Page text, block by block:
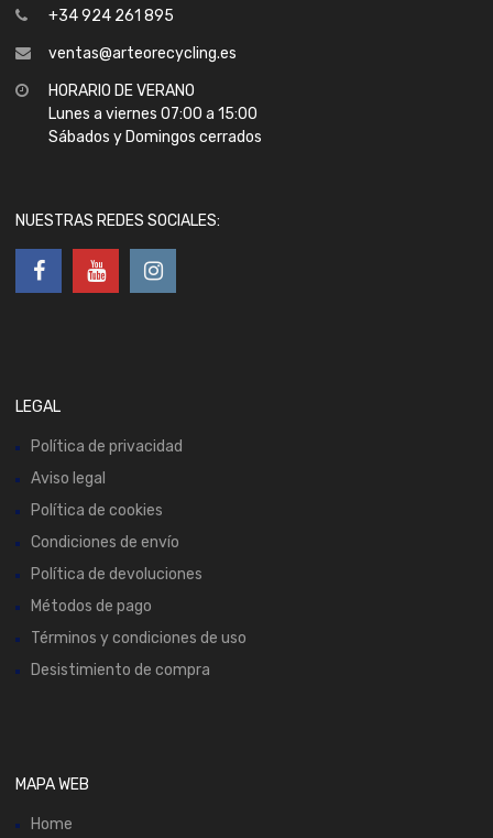
+34 924 261 895
ventas@arteorecycling.es
HORARIO DE VERANO
Lunes a viernes 07:00 a 15:00
Sábados y Domingos cerrados
NUESTRAS REDES SOCIALES:
LEGAL
Política de privacidad
Aviso legal
Política de cookies
Condiciones de envío
Política de devoluciones
Métodos de pago
Términos y condiciones de uso
Desistimiento de compra
MAPA WEB
Home